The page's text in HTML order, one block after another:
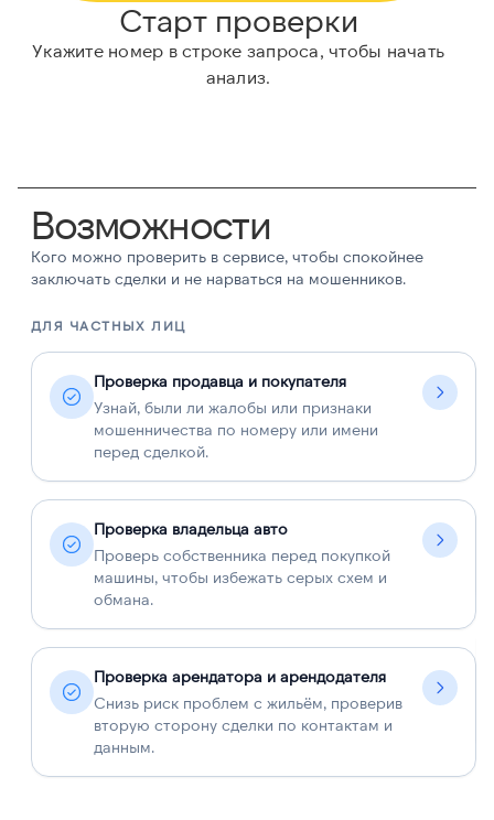
Старт проверки
Укажите номер в строке запроса, чтобы начать
анализ.
Возможности
Кого можно проверить в сервисе, чтобы спокойнее
заключать сделки и не нарваться на мошенников.
ДЛЯ ЧАСТНЫХ ЛИЦ
Проверка продавца и покупателя
Узнай, были ли жалобы или признаки
мошенничества по номеру или имени
перед сделкой.
Проверка владельца авто
Проверь собственника перед покупкой
машины, чтобы избежать серых схем и
обмана.
Проверка арендатора и арендодателя
Снизь риск проблем с жильём, проверив
вторую сторону сделки по контактам и
данным.